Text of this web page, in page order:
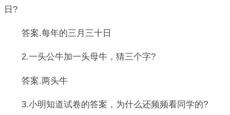
日?
答案.每年的三月三十日
2.一头公牛加一头母牛，猜三个字?
答案.两头牛
3.小明知道试卷的答案，为什么还频频看同学的?